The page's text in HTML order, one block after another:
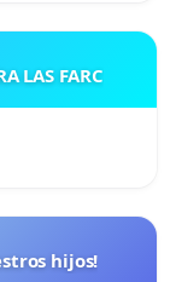
LAS FARC
hijos!